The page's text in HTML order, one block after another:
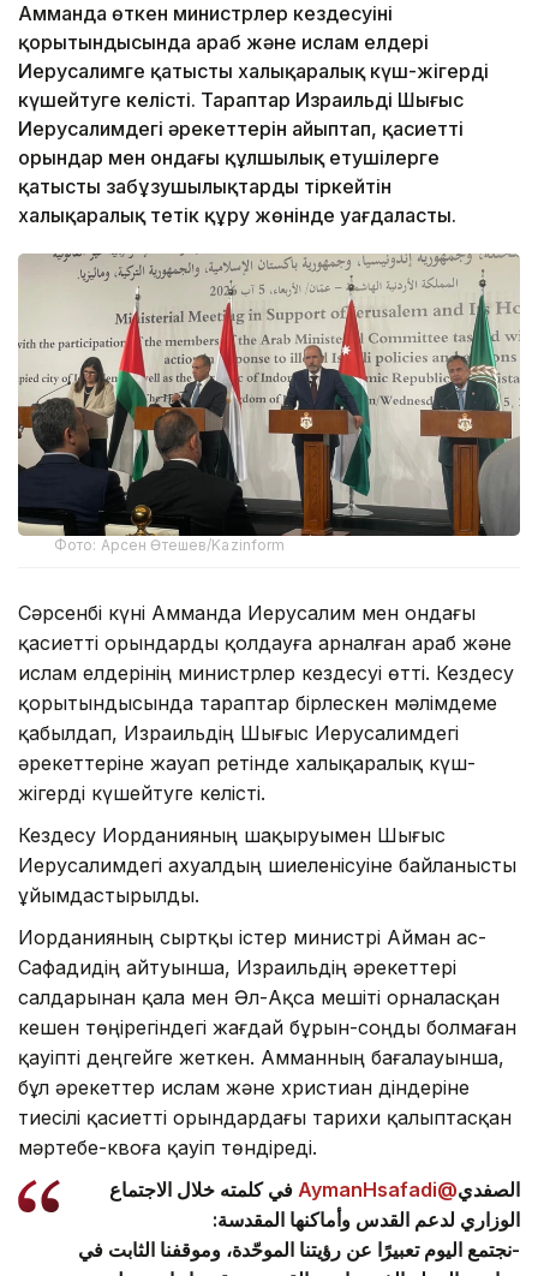
Амманда өткен министрлер кездесуінің
қорытындысында араб және ислам елдері
Иерусалимге қатысты халықаралық күш-жігерді
күшейтуге келісті. Тараптар Израильдің Шығыс
Иерусалимдегі әрекеттерін айыптап, қасиетті
орындар мен ондағы құлшылық етушілерге
қатысты заңбұзушылықтарды тіркейтін
халықаралық тетік құру жөнінде уағдаласты.
Фото: Арсен Өтешев/Kazinform
Сәрсенбі күні Амманда Иерусалим мен ондағы
қасиетті орындарды қолдауға арналған араб және
ислам елдерінің министрлер кездесуі өтті. Кездесу
қорытындысында тараптар бірлескен мәлімдеме
қабылдап, Израильдің Шығыс Иерусалимдегі
әрекеттеріне жауап ретінде халықаралық күш-
жігерді күшейтуге келісті.
Кездесу Иорданияның шақыруымен Шығыс
Иерусалимдегі ахуалдың шиеленісуіне байланысты
ұйымдастырылды.
Иорданияның сыртқы істер министрі Айман ас-
Сафадидің айтуынша, Израильдің әрекеттері
салдарынан қала мен Әл-Ақса мешіті орналасқан
кешен төңірегіндегі жағдай бұрын-соңды болмаған
қауіпті деңгейге жеткен. Амманның бағалауынша,
бұл әрекеттер ислам және христиан діндеріне
тиесілі қасиетті орындардағы тарихи қалыптасқан
мәртебе-квоға қауіп төндіреді.
الصفدي@AymanHsafadi
في كلمته خلال الاجتماع
الوزاري لدعم القدس وأماكنها المقدسة:
-نجتمع اليوم تعبيرًا عن رؤيتنا الموحّدة، وموقفنا الثابت في